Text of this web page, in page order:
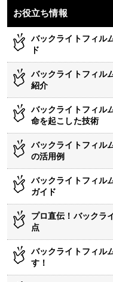
お役立ち情報
バックライトフィル
ド
バックライトフィル
紹介
バックライトフィル
命を起こした技術
バックライトフィル
の活用例
バックライトフィル
ガイド
プロ直伝！バックラ
点
バックライトフィル
す！